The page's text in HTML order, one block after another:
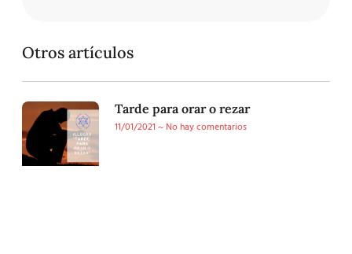
Otros artículos
Tarde para orar o rezar
11/01/2021
No hay comentarios